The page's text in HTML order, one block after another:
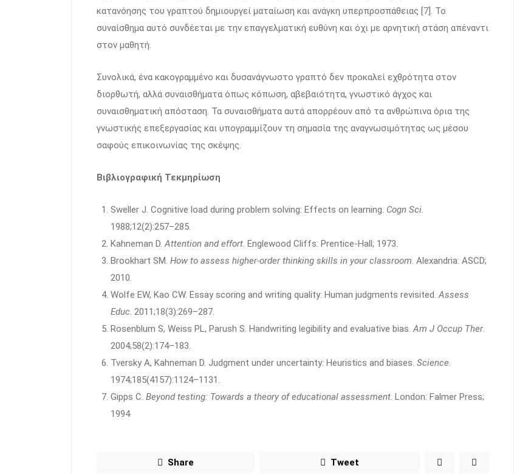
κατανόησης του γραπτού δημιουργεί ματαίωση και ανάγκη υπερπροσπάθειας [7]. Το
συναίσθημα αυτό συνδέεται με την επαγγελματική ευθύνη και όχι με αρνητική στάση απέναντι
στον μαθητή.
Συνολικά, ένα κακογραμμένο και δυσανάγνωστο γραπτό δεν προκαλεί εχθρότητα στον
διορθωτή, αλλά συναισθήματα όπως κόπωση, αβεβαιότητα, γνωστικό άγχος και
συναισθηματική απόσταση. Τα συναισθήματα αυτά απορρέουν από τα ανθρώπινα όρια της
γνωστικής επεξεργασίας και υπογραμμίζουν τη σημασία της αναγνωσιμότητας ως μέσου
σαφούς επικοινωνίας της σκέψης.
Βιβλιογραφική Τεκμηρίωση
Sweller J. Cognitive load during problem solving: Effects on learning. Cogn Sci.
1988;12(2):257–285.
Kahneman D.Attention and effort. Englewood Cliffs: Prentice-Hall; 1973.
Brookhart SM. How to assess higher-order thinking skills in your classroom. Alexandria: ASCD;
2010.
Wolfe EW, Kao CW. Essay scoring and writing quality: Human judgments revisited.Assess
Educ. 2011;18(3):269–287.
Rosenblum S, Weiss PL, Parush S. Handwriting legibility and evaluative bias.Am J Occup Ther.
2004;58(2):174–183.
Tversky A, Kahneman D. Judgment under uncertainty: Heuristics and biases. Science.
1974;185(4157):1124–1131.
Gipps C. Beyond testing: Towards a theory of educational assessment. London: Falmer Press;
1994
Share Tweet